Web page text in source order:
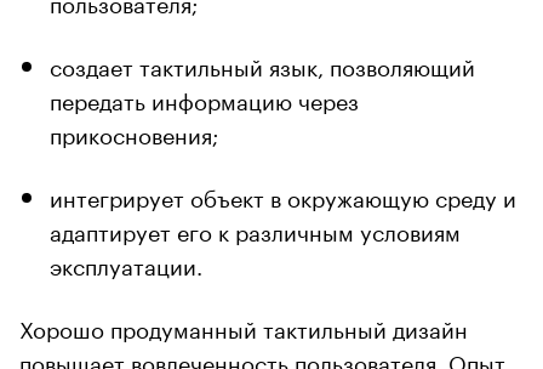
создает тактильный язык, позволяющий
передать информацию через
прикосновения;
интегрирует объект в окружающую среду и
адаптирует его к различным условиям
эксплуатации.
Хорошо продуманный тактильный дизайн
повышает вовлеченность пользователя. Опыт